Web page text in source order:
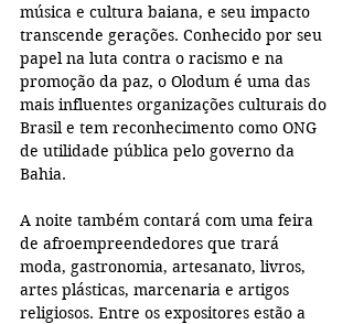
música e cultura baiana, e seu impacto
transcende gerações. Conhecido por seu
papel na luta contra o racismo e na
promoção da paz, o Olodum é uma das
mais influentes organizações culturais do
Brasil e tem reconhecimento como ONG
de utilidade pública pelo governo da
Bahia.
A noite também contará com uma feira
de afroempreendedores que trará
moda, gastronomia, artesanato, livros,
artes plásticas, marcenaria e artigos
religiosos. Entre os expositores estão a